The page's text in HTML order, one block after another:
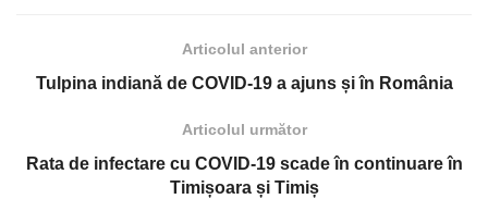
Articolul anterior
Tulpina indiană de COVID-19 a ajuns și în România
Articolul următor
Rata de infectare cu COVID-19 scade în continuare în
Timișoara și Timiș